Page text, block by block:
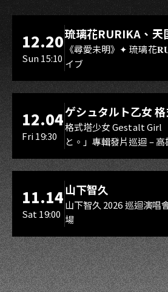
LIVE WAREHOUSE 小庫
12.20
Sun 15:10
琉璃花RURIKA、天
Rebirth、DUALIA
スマイル（O.A.）
《尋愛未明》✦ 琉璃花
イブ
LIVE WAREHOUSE 小庫
12.04
Fri 19:30
ゲシュタルト乙女
Gestalt Girl
格式塔少女 Gestalt Girl
と。」專輯發片巡迴 – 高
11.14
Sat 19:00
山下智久
山下智久 2026 巡迴演唱
場